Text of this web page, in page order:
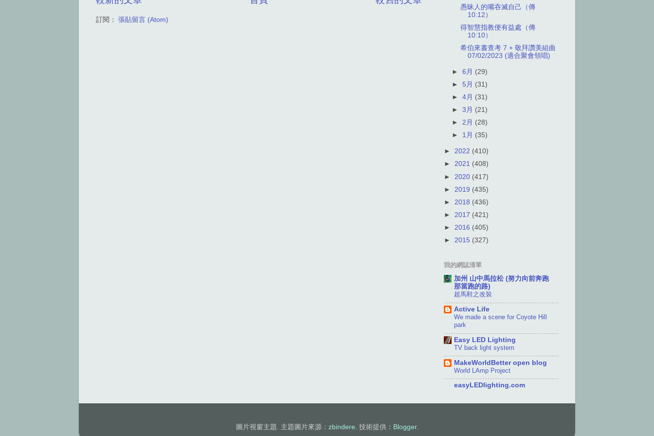
訂閱： 張貼留言 (Atom)
愚昧人的嘴吞滅自己（傳
10:12）
得智慧指教便有益處（傳
10:10）
希伯來書查考 7 + 敬拜讚美組曲
07/02/2023 (適合聚會領唱)
►6月 (29)
► 5月 (31)
►4月 (31)
►3月 (21)
►2月 (28)
► 1月 (35)
► 2022 (410)
► 2021 (408)
► 2020 (417)
► 2019 (435)
► 2018 (436)
► 2017 (421)
► 2016 (405)
► 2015 (327)
我的網誌清單
加州 山中馬拉松 (努力向前奔跑
那當跑的路)
超馬鞋之改裝
Active Life
We made a scene for Coyote Hill
park
Easy LED Lighting
TV back light system
MakeWorldBetter open blog
World LAmp Project
easyLEDlighting.com
圖片視窗主題. 主題圖片來源： zbindere . 技術提供： Blogger.